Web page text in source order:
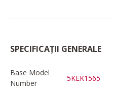
SPECIFICAȚII GENERALE
Base Model
Number
5KEK1565